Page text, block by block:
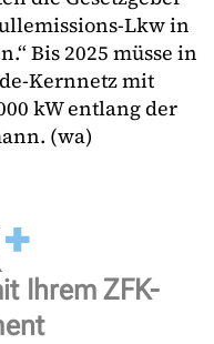
Lkw in
Bis 2025 müsse in
Kernnetz mit
kW entlang der
(wa)
Ihrem ZFK-